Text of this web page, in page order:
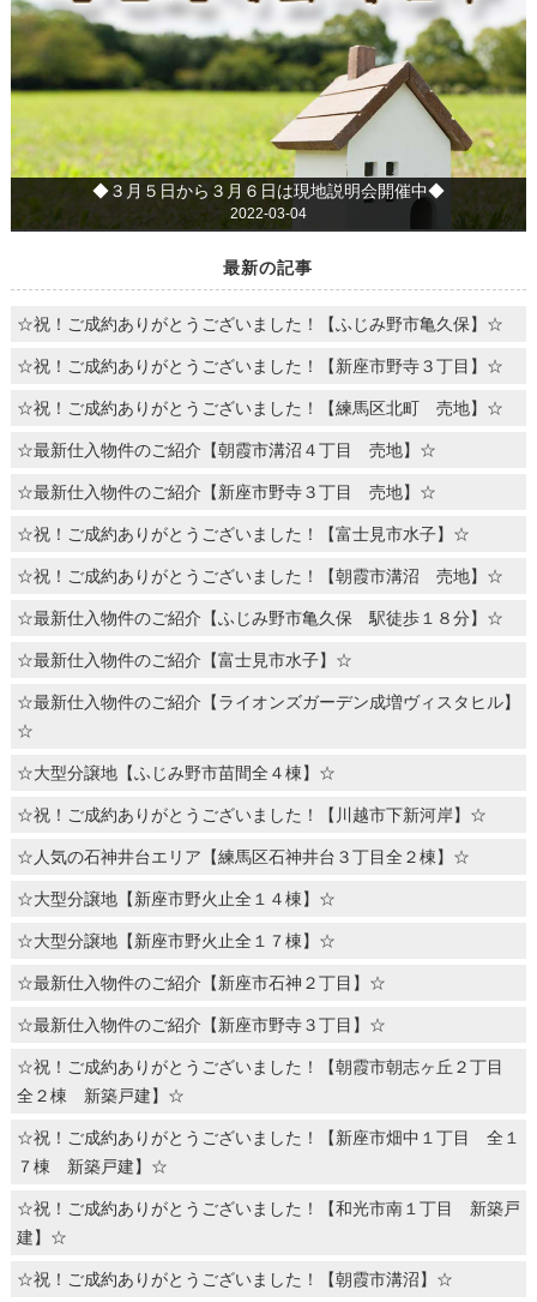
◆３月５日から３月６日は現地説明会開催中◆
2022-03-04
最新の記事
☆祝！ご成約ありがとうございました！【ふじみ野市亀久保】☆
☆祝！ご成約ありがとうございました！【新座市野寺３丁目】☆
☆祝！ご成約ありがとうございました！【練馬区北町 売地】☆
☆最新仕入物件のご紹介【朝霞市溝沼４丁目 売地】☆
☆最新仕入物件のご紹介【新座市野寺３丁目 売地】☆
☆祝！ご成約ありがとうございました！【富士見市水子】☆
☆祝！ご成約ありがとうございました！【朝霞市溝沼 売地】☆
☆最新仕入物件のご紹介【ふじみ野市亀久保 駅徒歩１８分】☆
☆最新仕入物件のご紹介【富士見市水子】☆
☆最新仕入物件のご紹介【ライオンズガーデン成増ヴィスタヒル】
☆
☆大型分譲地【ふじみ野市苗間全４棟】☆
☆祝！ご成約ありがとうございました！【川越市下新河岸】☆
☆人気の石神井台エリア【練馬区石神井台３丁目全２棟】☆
☆大型分譲地【新座市野火止全１４棟】☆
☆大型分譲地【新座市野火止全１７棟】☆
☆最新仕入物件のご紹介【新座市石神２丁目】☆
☆最新仕入物件のご紹介【新座市野寺３丁目】☆
☆祝！ご成約ありがとうございました！【朝霞市朝志ヶ丘２丁目
全２棟 新築戸建】☆
☆祝！ご成約ありがとうございました！【新座市畑中１丁目 全１
７棟 新築戸建】☆
☆祝！ご成約ありがとうございました！【和光市南１丁目 新築戸
建】☆
☆祝！ご成約ありがとうございました！【朝霞市溝沼】☆